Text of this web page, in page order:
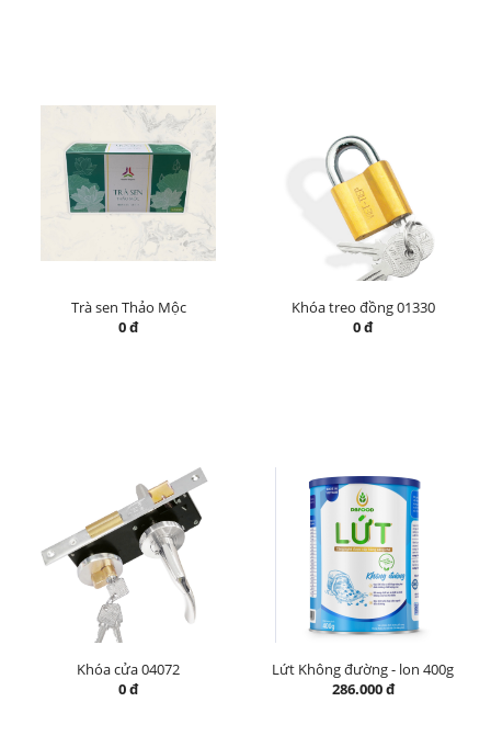
Trà sen Thảo Mộc
0 đ
Khóa treo đồng 01330
0 đ
Khóa cửa 04072
0 đ
Lứt Không đường - lon 400g
286.000 đ